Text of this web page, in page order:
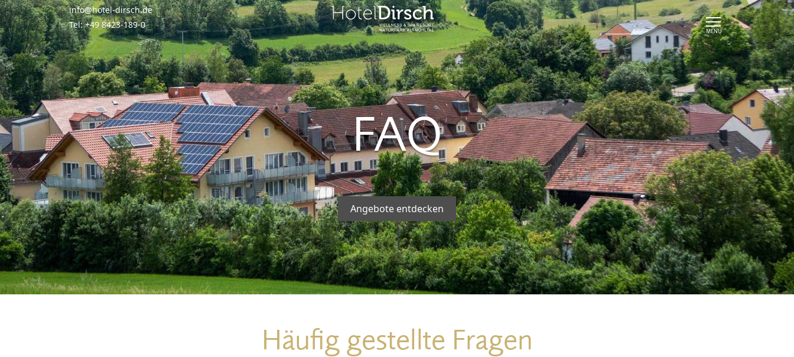
info@hotel-dirsch.de
Tel: +49 8423-189-0
HOTEL
Startseite
Hotelprospekt
Anreise
Impressionen
Gästestimmen
Newsletter
Downloads
WOHNEN
Zimmer & Suiten
Angebote
Inklusivleistungen
Appartementhaus
Fragen &
Antworten
Gutscheine
KULINARIK
Restaurant
Frühstück
Abendessen
Tischreservierung
Bar & Lounges
Kulinarischer
Kalender
Alm
Feste & Feiern
WELLNESS & SPA
1.800m²
Wellnessbereich
Anwendungen
Day Spa
Tagesgäste
Gutscheine
AKTIVITÄTEN
Übersicht
Golfen
Wandern
Radfahren
Badeseen
Klettern
Wassersport
TAGUNGEN
Übersicht
Tagungsmappe
Tagungsräume
Tagungspakete
Rahmenprogramm
Anfrage
ÜBER UNS
Team
Ausbildung
Karriere
Leitbild
Umweltpolitik
Kontakt
FAQ
Angebote entdecken
Häufig gestellte Fragen